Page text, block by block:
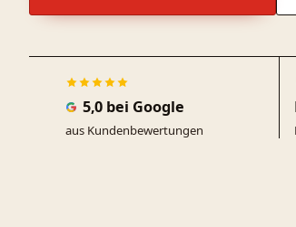
5,0 bei Google
aus Kundenbewertungen